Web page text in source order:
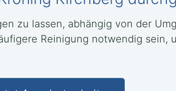
zu lassen, abhängig von der
Reinigung notwendig sein,